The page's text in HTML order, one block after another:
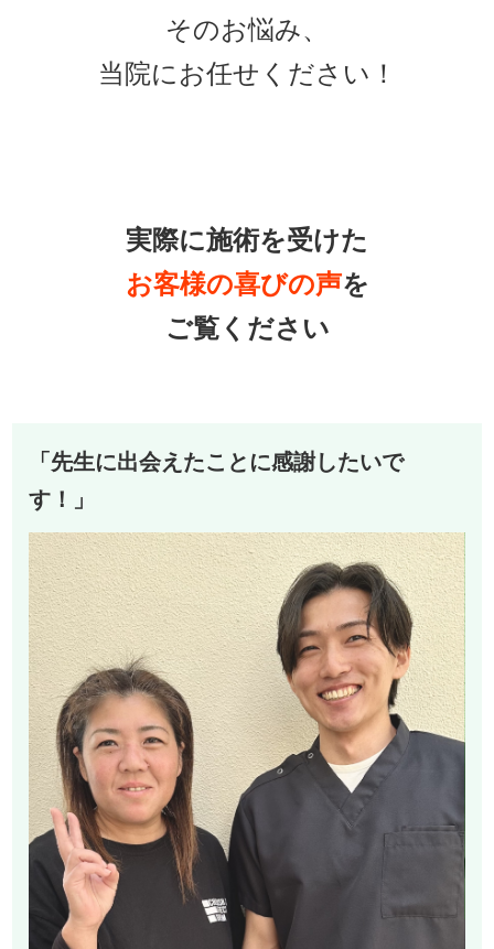
そのお悩み、
当院にお任せください！
実際に施術を受けた
お客様の喜びの声を
ご覧ください
「先生に出会えたことに感謝したいで
す！」